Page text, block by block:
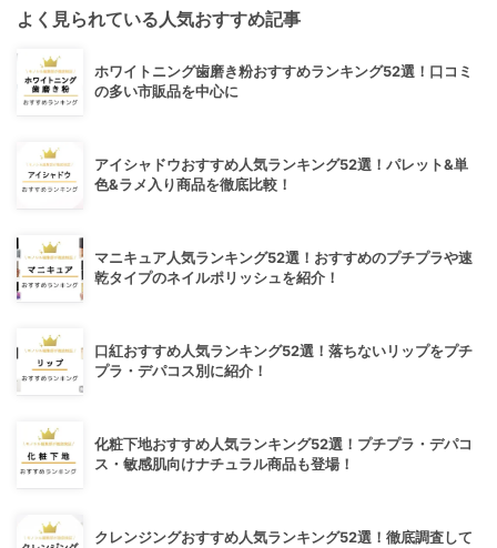
よく見られている人気おすすめ記事
ホワイトニング歯磨き粉おすすめランキング52選！口コミ
の多い市販品を中心に
アイシャドウおすすめ人気ランキング52選！パレット&単
色&ラメ入り商品を徹底比較！
マニキュア人気ランキング52選！おすすめのプチプラや速
乾タイプのネイルポリッシュを紹介！
口紅おすすめ人気ランキング52選！落ちないリップをプチ
プラ・デパコス別に紹介！
化粧下地おすすめ人気ランキング52選！プチプラ・デパコ
ス・敏感肌向けナチュラル商品も登場！
クレンジングおすすめ人気ランキング52選！徹底調査して